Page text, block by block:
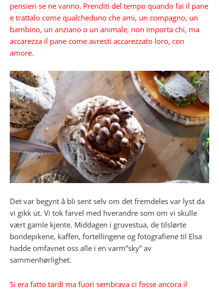
pensieri se ne vanno. Prenditi del tempo quando fai il pane
e trattalo come qualcheduno che ami, un compagno, un
bambino, un anziano o un animale, non importa chi, ma
accarezza il pane come avresti accarezzato loro, con
amore.
Det var begynt å bli sent selv om det fremdeles var lyst da
vi gikk ut. Vi tok farvel med hverandre som om vi skulle
vært gamle kjente. Middagen i gruvestua, de tilslørte
bondepikene, kaffen, fortellingene og fotografiene til Elsa
hadde omfavnet oss alle i en varm”sky” av
sammenhørlighet.
Si era fatto tardi ma fuori sembrava ci fosse ancora il